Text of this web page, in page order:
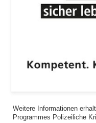
Weitere Informationen
Programmes Polizeiliche